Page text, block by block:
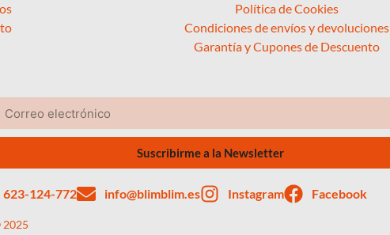
Política de Cookies
Condiciones de envíos y devoluciones
Garantía y Cupones de Descuento
Suscribirme a la Newsletter
623-124-772 info@blimblim.es Instagram Facebook